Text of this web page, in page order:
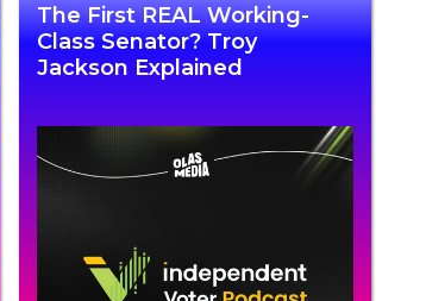
The First REAL Working-
Class Senator? Troy
Jackson Explained